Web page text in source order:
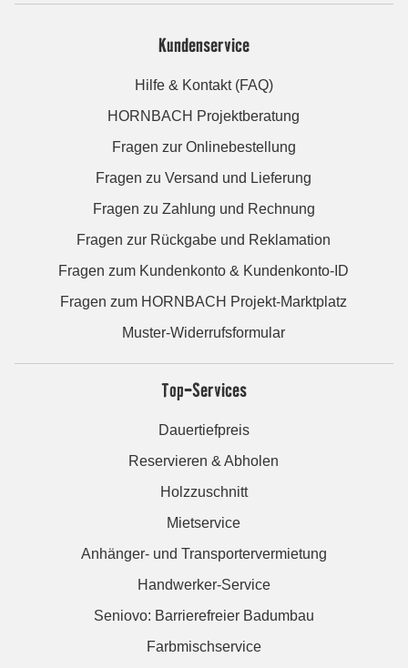
Kundenservice
Hilfe & Kontakt (FAQ)
HORNBACH Projektberatung
Fragen zur Onlinebestellung
Fragen zu Versand und Lieferung
Fragen zu Zahlung und Rechnung
Fragen zur Rückgabe und Reklamation
Fragen zum Kundenkonto & Kundenkonto-ID
Fragen zum HORNBACH Projekt-Marktplatz
Muster-Widerrufsformular
Top-Services
Dauertiefpreis
Reservieren & Abholen
Holzzuschnitt
Mietservice
Anhänger- und Transportervermietung
Handwerker-Service
Seniovo: Barrierefreier Badumbau
Farbmischservice